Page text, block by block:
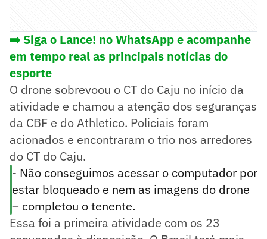
➡️ Siga o Lance! no WhatsApp e acompanhe
em tempo real as principais notícias do
esporte
O drone sobrevoou o CT do Caju no início da
atividade e chamou a atenção dos seguranças
da CBF e do Athletico. Policiais foram
acionados e encontraram o trio nos arredores
do CT do Caju.
- Não conseguimos acessar o computador por
estar bloqueado e nem as imagens do drone
– completou o tenente.
Essa foi a primeira atividade com os 23